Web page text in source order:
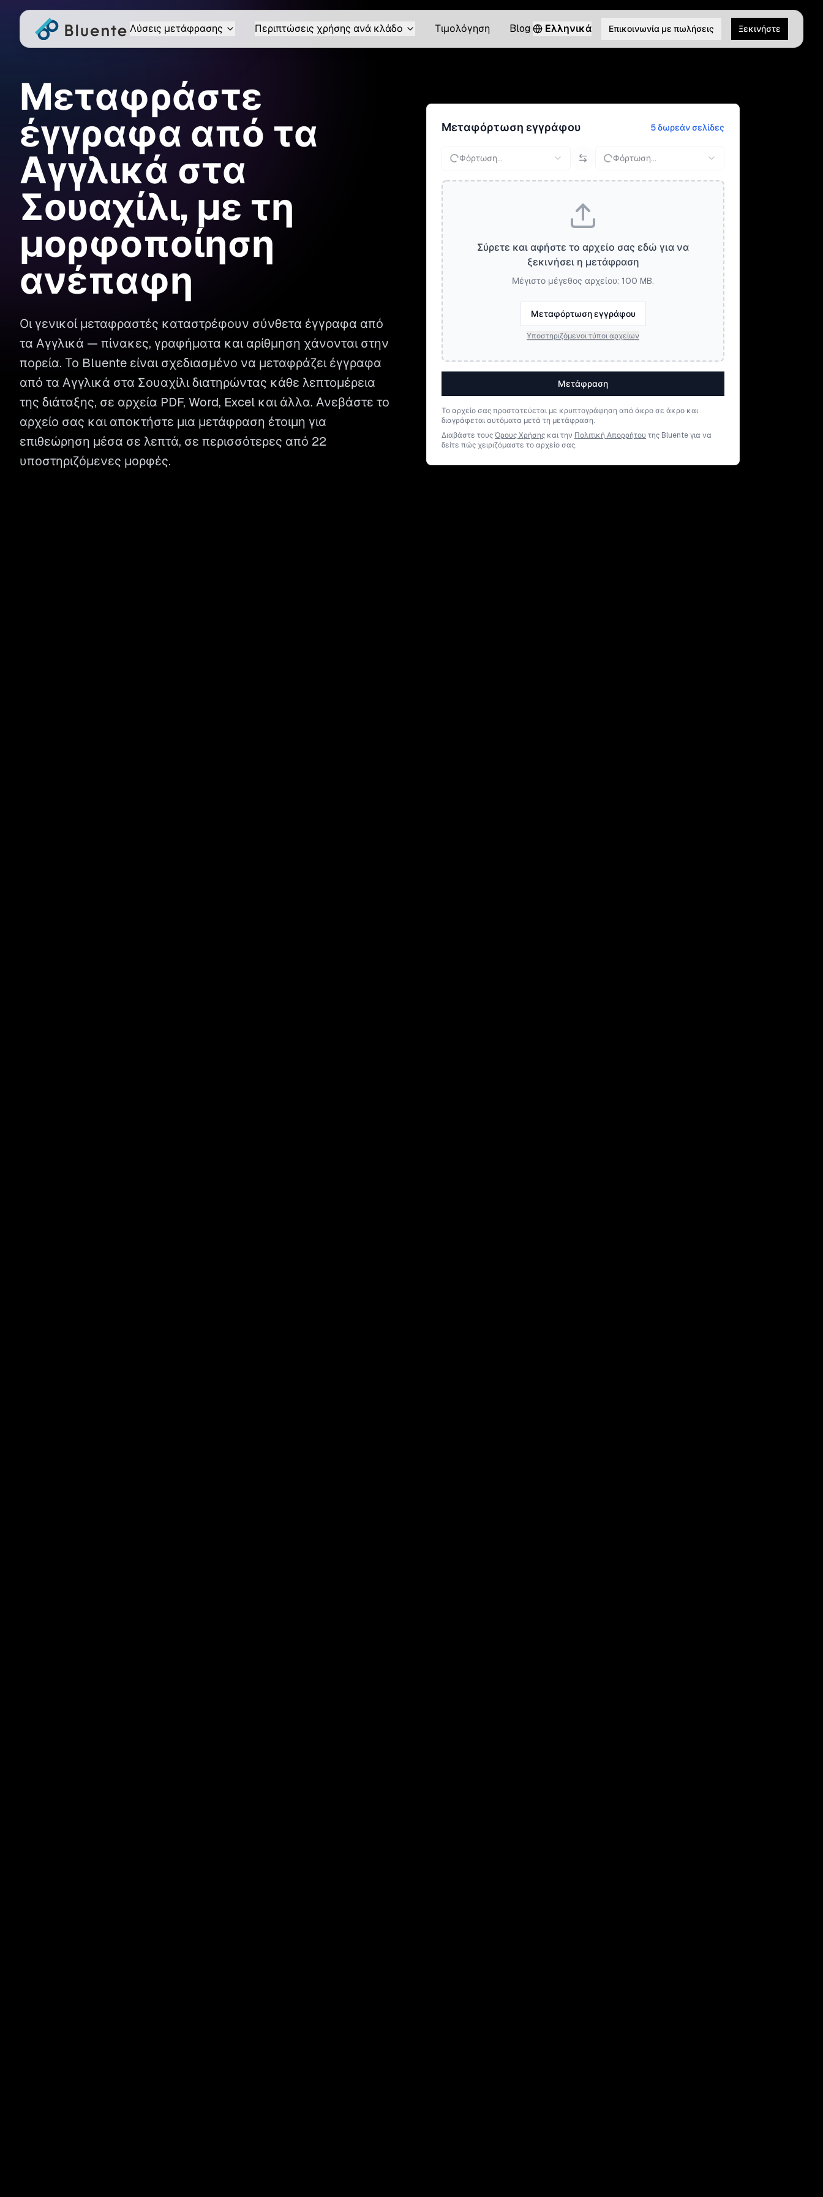
Λύσεις μετάφρασης Περιπτώσεις χρήσης ανά κλάδο Τιμολόγηση Blog Ελληνικά Επικοινωνία με πωλήσεις Ξεκινήστε
Μεταφράστε
έγγραφα από τα
Αγγλικά στα
Σουαχίλι, με τη
μορφοποίηση
ανέπαφη
Οι γενικοί μεταφραστές καταστρέφουν σύνθετα έγγραφα από
τα Αγγλικά — πίνακες, γραφήματα και αρίθμηση χάνονται στην
πορεία. Το Bluente είναι σχεδιασμένο να μεταφράζει έγγραφα
από τα Αγγλικά στα Σουαχίλι διατηρώντας κάθε λεπτομέρεια
της διάταξης, σε αρχεία PDF, Word, Excel και άλλα. Ανεβάστε το
αρχείο σας και αποκτήστε μια μετάφραση έτοιμη για
επιθεώρηση μέσα σε λεπτά, σε περισσότερες από 22
υποστηριζόμενες μορφές.
Μεταφόρτωση εγγράφου 5 δωρεάν σελίδες
Φόρτωση... Φόρτωση...
Σύρετε και αφήστε το αρχείο σας εδώ για να
ξεκινήσει η μετάφραση
Μέγιστο μέγεθος αρχείου: 100 MB.
Μεταφόρτωση εγγράφου
Υποστηριζόμενοι τύποι αρχείων
Μετάφραση
Το αρχείο σας προστατεύεται με κρυπτογράφηση από άκρο σε άκρο και
διαγράφεται αυτόματα μετά τη μετάφραση.
Διαβάστε τουςΌρους Χρήσης και την Πολιτική Απορρήτου της Bluente για να
δείτε πώς χειριζόμαστε το αρχείο σας.